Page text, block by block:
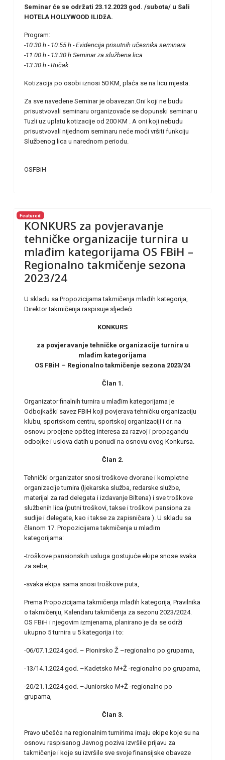
Seminar će se održati 23.12.2023 god. /subota/ u Sali
HOTELA HOLLYWOOD ILIDžA.
Program:
-10:30 h - 10:55 h - Evidencija prisutnih učesnika seminara
-11:00 h - 13:30 h Seminar za službena lica
-13:30 h - Ručak
Kotizacija po osobi iznosi 50 KM, plaća se na licu mjesta.
Za sve navedene Seminar je obavezan.Oni koji ne budu
prisustvovali seminaru organizovaće se dopunski seminar u
Tuzli uz uplatu kotizacije od 200 KM . A oni koji nebudu
prisustvovali nijednom seminaru neće moći vršiti funkciju
Službenog lica u narednom periodu.
OSFBiH
Featured
KONKURS za povjeravanje
tehničke organizacije turnira u
mlađim kategorijama OS FBiH –
Regionalno takmičenje sezona
2023/24
U skladu sa Propozicijama takmičenja mlađih kategorija,
Direktor takmičenja raspisuje sljedeći
KONKURS
za povjeravanje tehničke organizacije turnira u
mlađim kategorijama
OS FBiH – Regionalno takmičenje sezona 2023/24
Član 1.
Organizator finalnih turnira u mlađim kategorijama je
Odbojkaški savez FBiH koji povjerava tehničku organizaciju
klubu, sportskom centru, sportskoj organizaciji i dr. na
osnovu procjene opšteg interesa za razvoj i propagandu
odbojke i uslova datih u ponudi na osnovu ovog Konkursa.
Član 2.
Tehnički organizator snosi troškove dvorane i kompletne
organizacije turnira (ljekarska služba, redarske službe,
materijal za rad delegata i izdavanje Biltena) i sve troškove
službenih lica (putni troškovi, takse i troškovi pansiona za
sudije i delegate, kao i takse za zapisničara ). U skladu sa
članom 17. Propozicijama takmičenja u mlađim
kategorijama:
-troškove pansionskih usluga gostujuće ekipe snose svaka
za sebe,
-svaka ekipa sama snosi troškove puta,
Prema Propozicijama takmičenja mlađih kategorija, Pravilnika
o takmičenju, Kalendaru takmičenja za sezonu 2023/2024.
OS FBiH i njegovim izmjenama, planirano je da se održi
ukupno 5 turnira u 5 kategorija i to:
-06/07.1.2024 god. – Pionirsko Ž –regionalno po grupama,
-13/14.1.2024 god. –Kadetsko M+Ž -regionalno po grupama,
-20/21.1.2024 god. –Juniorsko M+Ž -regionalno po
grupama,
Član 3.
Pravo učešća na regionalnim turnirima imaju ekipe koje su na
osnovu raspisanog Javnog poziva izvršile prijavu za
takmičenje i koje su izvršile sve svoje finansijske obaveze